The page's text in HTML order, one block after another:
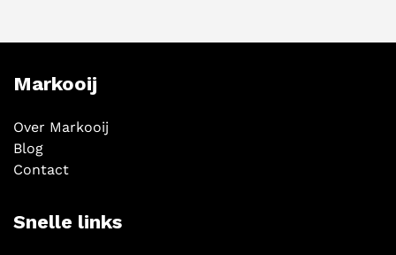
Markooij
Over Markooij
Blog
Contact
Snelle links